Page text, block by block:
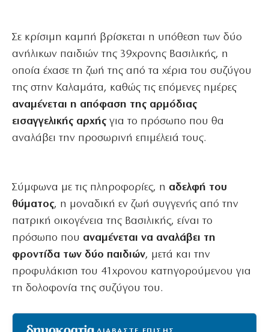
Σε κρίσιμη καμπή βρίσκεται η υπόθεση των δύο
ανήλικων παιδιών της 39χρονης Βασιλικής, η
οποία έχασε τη ζωή της από τα χέρια του συζύγου
της στην Καλαμάτα, καθώς τις επόμενες ημέρες
αναμένεται η απόφαση της αρμόδιας
εισαγγελικής αρχής για το πρόσωπο που θα
αναλάβει την προσωρινή επιμέλειά τους.
Σύμφωνα με τις πληροφορίες, η αδελφή του
θύματος, η μοναδική εν ζωή συγγενής από την
πατρική οικογένεια της Βασιλικής, είναι το
πρόσωπο που αναμένεται να αναλάβει τη
φροντίδα των δύο παιδιών, μετά και την
προφυλάκιση του 41χρονου κατηγορούμενου για
τη δολοφονία της συζύγου του.